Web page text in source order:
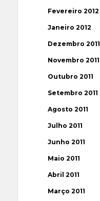
Fevereiro 2012
Janeiro 2012
Dezembro 2011
Novembro 2011
Outubro 2011
Setembro 2011
Agosto 2011
Julho 2011
Junho 2011
Maio 2011
Abril 2011
Março 2011